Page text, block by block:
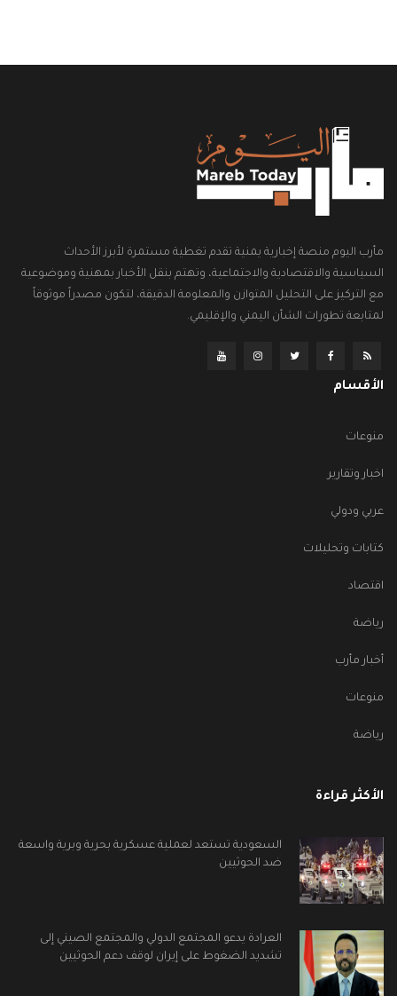
مأرب اليوم منصة إخبارية يمنية تقدم تغطية مستمرة لأبرز الأحداث
السياسية والاقتصادية والاجتماعية، وتهتم بنقل الأخبار بمهنية وموضوعية
مع التركيز على التحليل المتوازن والمعلومة الدقيقة، لتكون مصدراً موثوقاً
لمتابعة تطورات الشأن اليمني والإقليمي.
الأقسام
منوعات
اخبار وتقارير
عربي ودولي
كتابات وتحليلات
اقتصاد
رياضة
أخبار مأرب
منوعات
رياضة
الأكثر قراءة
السعودية تستعد لعملية عسكرية بحرية وبرية واسعة
ضد الحوثيين
العرادة يدعو المجتمع الدولي والمجتمع الصيني إلى
تشديد الضغوط على إيران لوقف دعم الحوثيين